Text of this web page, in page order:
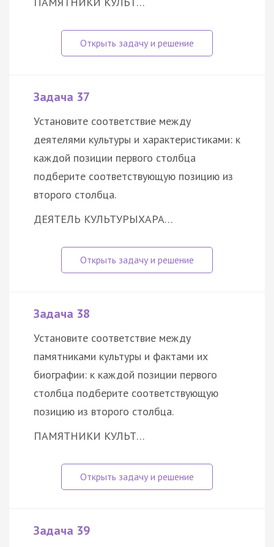
Задача 37
Установите соответствие между
деятелями культуры и характеристиками: к
каждой позиции первого столбца
подберите соответствующую позицию из
второго столбца.
ДЕЯТЕЛЬ КУЛЬТУРЫХАРА…
Задача 38
Установите соответствие между
памятниками культуры и фактами их
биографии: к каждой позиции первого
столбца подберите соответствующую
позицию из второго столбца.
ПАМЯТНИКИ КУЛЬТ…
Задача 39